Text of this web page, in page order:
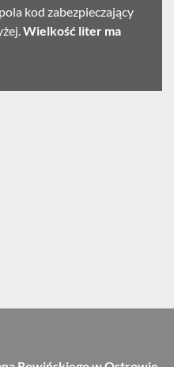
kod zabezpieczający
Wielkość liter ma